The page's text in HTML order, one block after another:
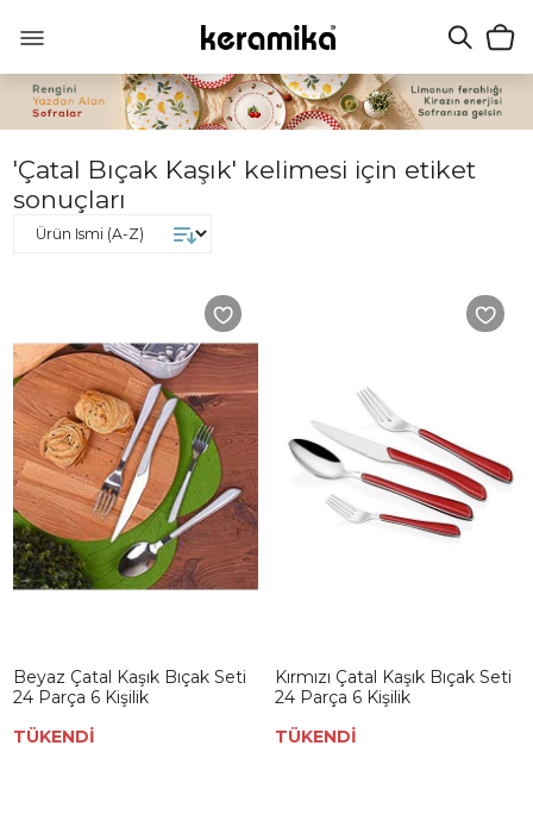
'Çatal Bıçak Kaşık' kelimesi için etiket
sonuçları
Beyaz Çatal Kaşık Bıçak Seti
24 Parça 6 Kişilik
TÜKENDİ
Kırmızı Çatal Kaşık Bıçak Seti
24 Parça 6 Kişilik
TÜKENDİ